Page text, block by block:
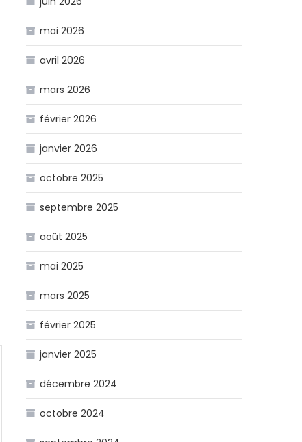
mai 2026
avril 2026
mars 2026
février 2026
janvier 2026
octobre 2025
septembre 2025
août 2025
mai 2025
mars 2025
février 2025
janvier 2025
décembre 2024
octobre 2024